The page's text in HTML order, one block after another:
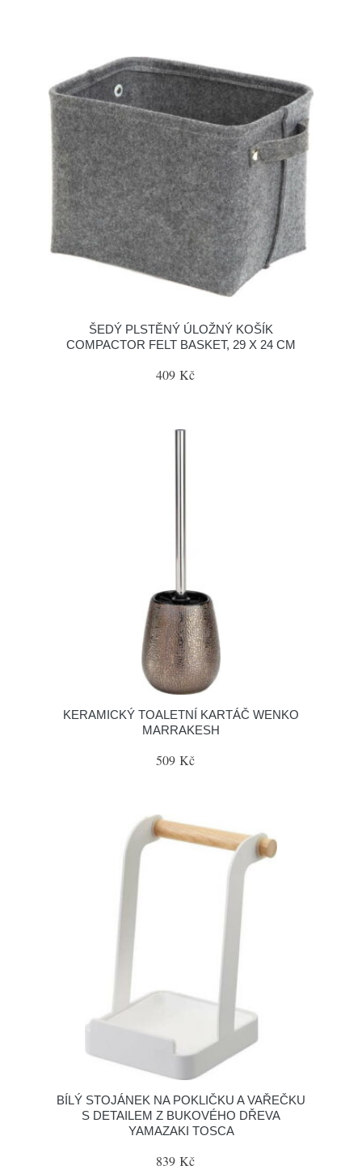
ŠEDÝ PLSTĚNÝ ÚLOŽNÝ KOŠÍK
COMPACTOR FELT BASKET, 29 X 24 CM
409 Kč
KERAMICKÝ TOALETNÍ KARTÁČ WENKO
MARRAKESH
509 Kč
BÍLÝ STOJÁNEK NA POKLIČKU A VAŘEČKU
S DETAILEM Z BUKOVÉHO DŘEVA
YAMAZAKI TOSCA
839 Kč